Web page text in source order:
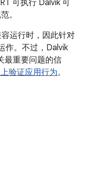
可执行 Dalvik 可
。
运行时，因此针对
作。不过，Dalvik
最重要问题的信
验证应用行为。